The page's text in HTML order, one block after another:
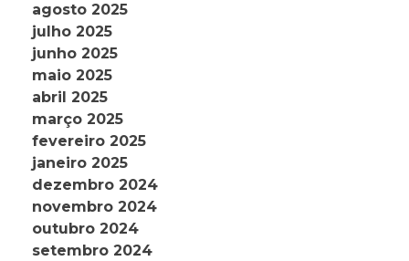
agosto 2025
julho 2025
junho 2025
maio 2025
abril 2025
março 2025
fevereiro 2025
janeiro 2025
dezembro 2024
novembro 2024
outubro 2024
setembro 2024